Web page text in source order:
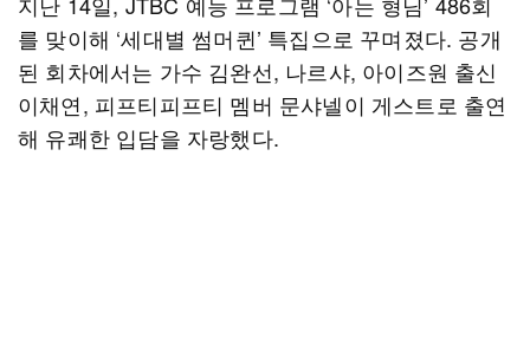
를 맞이해 ‘세대별 썸머퀸’ 특집으로 꾸며졌다. 공개
된 회차에서는 가수 김완선, 나르샤, 아이즈원 출신
이채연, 피프티피프티 멤버 문샤넬이 게스트로 출연
해 유쾌한 입담을 자랑했다.